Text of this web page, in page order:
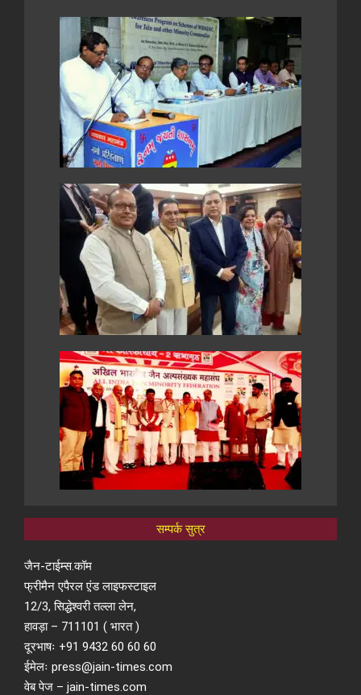
सम्पर्क सुत्र
जैन-टाईम्स.कॉम
फ्रीमैन एपैरल ए़ंड लाइफस्टाइल
12/3, सिद्धेश्वरी तल्ला लेन,
हावड़ा – 711101 ( भारत )
दूरभाषः +91 9432 60 60 60
ईमेलः press@jain-times.com
वेब पेज – jain-times.com